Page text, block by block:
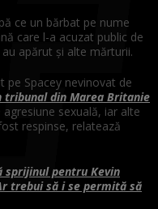
ce un bărbat pe nume
care l-a acuzat public de
apărut și alte mărturii.
pe Spacey nevinovat de
tribunal din Marea Britanie
sexuală, iar alte
respinse, relatează
sprijinul pentru Kevin
trebui să i se permită să